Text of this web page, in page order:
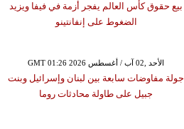
بيع حقوق كأس العالم يفجر أزمة في فيفا ويزيد
الضغوط على إنفانتينو
GMT 01:26 2026 الأحد ,02 آب / أغسطس
جولة مفاوضات سابعة بين لبنان وإسرائيل وبنت
جبيل على طاولة محادثات روما